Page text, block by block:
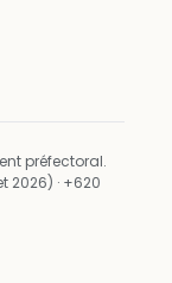
préfectoral.
2026) · +620